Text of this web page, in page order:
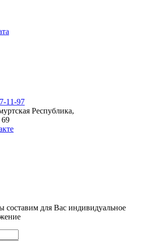
11-97
Республика,
составим для Вас индивидуальное